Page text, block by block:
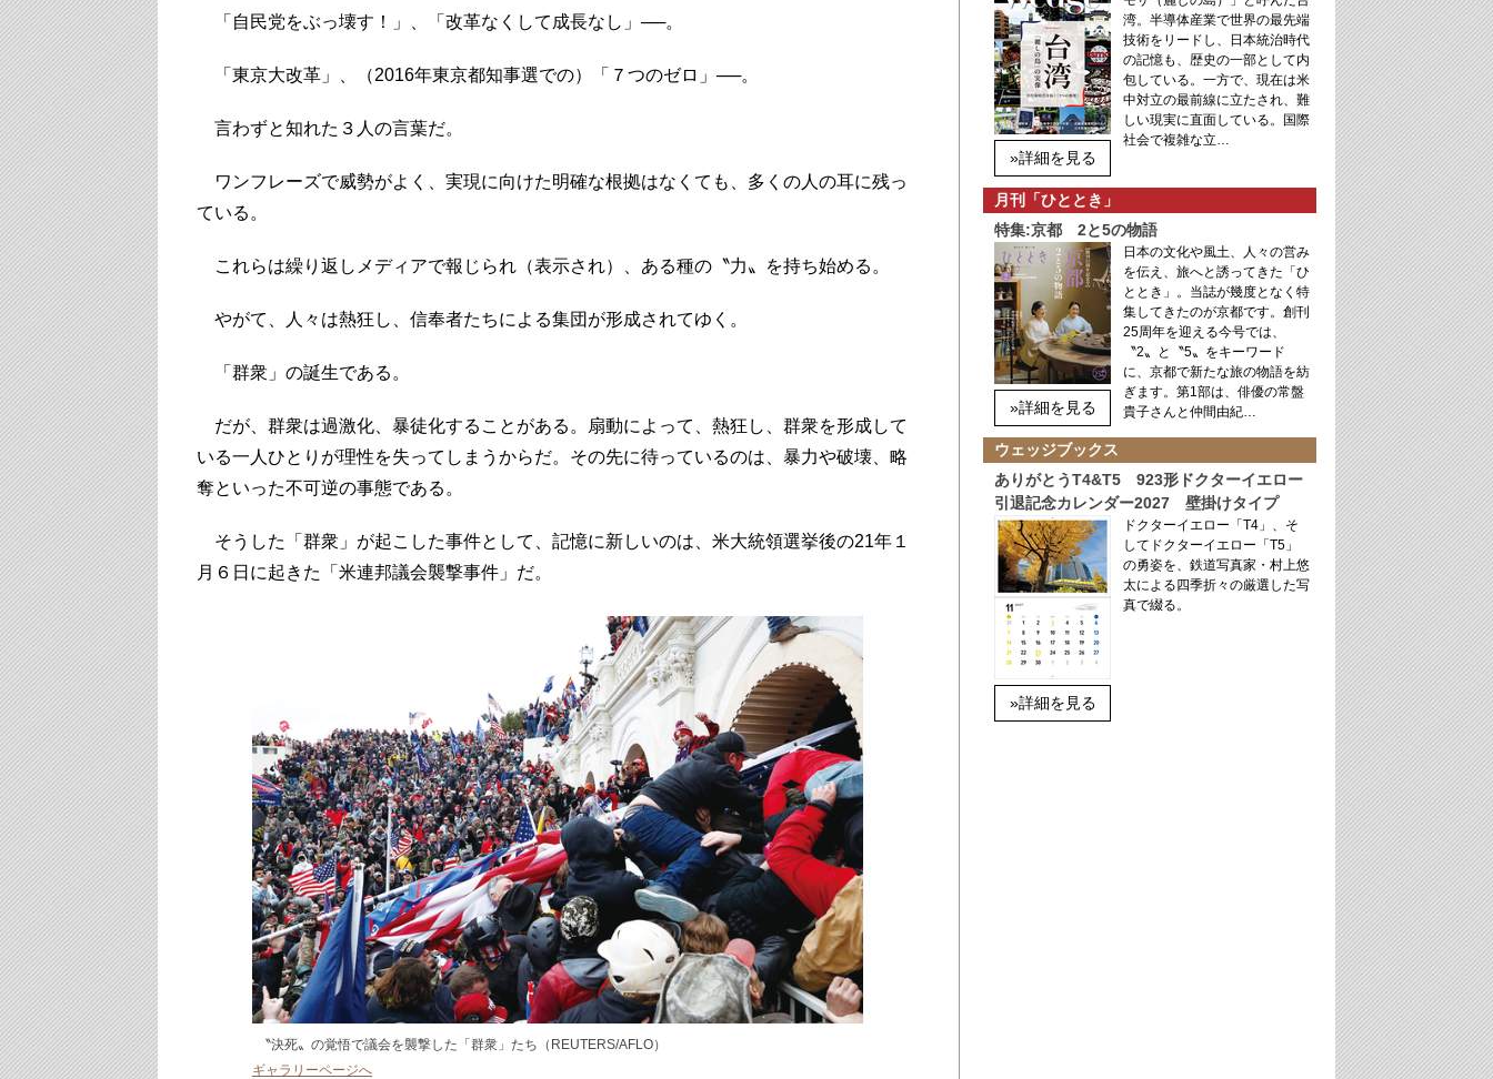
「自民党をぶっ壊す！」、「改革なくして成長なし」──。
「東京大改革」、（2016年東京都知事選での）「７つのゼロ」──。
言わずと知れた３人の言葉だ。
ワンフレーズで威勢がよく、実現に向けた明確な根拠はなくても、多くの人の耳に残っ
ている。
これらは繰り返しメディアで報じられ（表示され）、ある種の〝力〟を持ち始める。
やがて、人々は熱狂し、信奉者たちによる集団が形成されてゆく。
「群衆」の誕生である。
だが、群衆は過激化、暴徒化することがある。扇動によって、熱狂し、群衆を形成して
いる一人ひとりが理性を失ってしまうからだ。その先に待っているのは、暴力や破壊、略
奪といった不可逆の事態である。
そうした「群衆」が起こした事件として、記憶に新しいのは、米大統領選挙後の21年１
月６日に起きた「米連邦議会襲撃事件」だ。
〝決死〟の覚悟で議会を襲撃した「群衆」たち（REUTERS/AFLO）
ギャラリーページへ
»詳細を見る
湾。半導体産業で世界の最先端
技術をリードし、日本統治時代
の記憶も、歴史の一部として内
包している。一方で、現在は米
中対立の最前線に立たされ、難
しい現実に直面している。国際
社会で複雑な立…
月刊「ひととき」
特集:京都 2と5の物語
»詳細を見る
日本の文化や風土、人々の営み
を伝え、旅へと誘ってきた「ひ
ととき」。当誌が幾度となく特
集してきたのが京都です。創刊
25周年を迎える今号では、
〝2〟と〝5〟をキーワード
に、京都で新たな旅の物語を紡
ぎます。第1部は、俳優の常盤
貴子さんと仲間由紀…
ウェッジブックス
ありがとうT4&T5 923形ドクターイエロー
引退記念カレンダー2027 壁掛けタイプ
»詳細を見る
ドクターイエロー「T4」、そ
してドクターイエロー「T5」
の勇姿を、鉄道写真家・村上悠
太による四季折々の厳選した写
真で綴る。